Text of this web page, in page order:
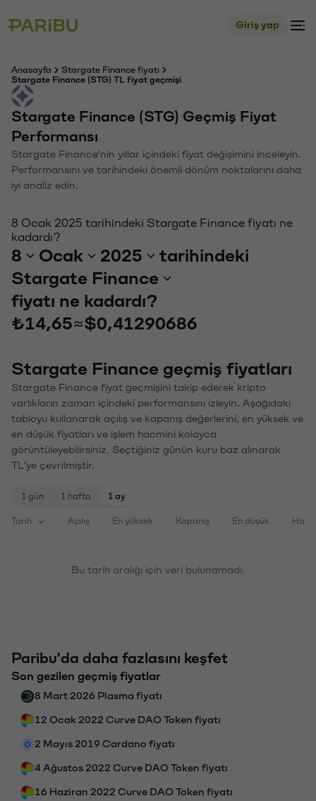
Giriş yap
Anasayfa
Stargate Finance fiyatı
Stargate Finance (STG) TL fiyat geçmişi
Stargate Finance (STG) Geçmiş Fiyat
Performansı
Stargate Finance'nin yıllar içindeki fiyat değişimini inceleyin.
Performansını ve tarihindeki önemli dönüm noktalarını daha
iyi analiz edin.
8 Ocak 2025 tarihindeki Stargate Finance fiyatı ne
kadardı?
8 Ocak 2025
tarihindeki
Stargate Finance
fiyatı ne kadardı?
₺14,65≈$0,41290686
Stargate Finance geçmiş fiyatları
Stargate Finance fiyat geçmişini takip ederek kripto
varlıkların zaman içindeki performansını izleyin. Aşağıdaki
tabloyu kullanarak açılış ve kapanış değerlerini, en yüksek ve
en düşük fiyatları ve işlem hacmini kolayca
görüntüleyebilirsiniz. Seçtiğiniz günün kuru baz alınarak
TL'ye çevrilmiştir.
1 gün 1 hafta 1 ay
Tarih Açılış En yüksek Kapanış En düşük
Bu tarih aralığı için veri bulunamadı.
Paribu'da daha fazlasını keşfet
Son gezilen geçmiş fiyatlar
8 Mart 2026 Plasma fiyatı
12 Ocak 2022 Curve DAO Token fiyatı
2 Mayıs 2019 Cardano fiyatı
4 Ağustos 2022 Curve DAO Token fiyatı
16 Haziran 2022 Curve DAO Token fiyatı